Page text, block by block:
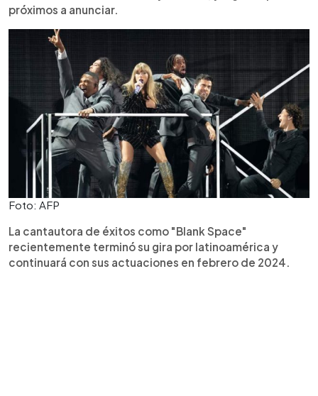
próximos a anunciar.
Foto: AFP
La cantautora de éxitos como "Blank Space"
recientemente terminó su gira por latinoamérica y
continuará con sus actuaciones en febrero de 2024.